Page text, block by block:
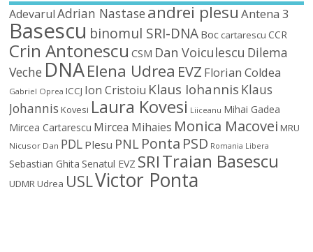
Adevarul Adrian Nastaseandrei plesuAntena 3
Basescu binomul SRI-DNA Boc cartarescu CCR
Crin Antonescu CSM Dan Voiculescu Dilema
Veche DNAElena Udrea EVZ Florian Coldea
Gabriel Oprea ICCJ Ion Cristoiu Klaus Iohannis Klaus
Johannis Kovesi Laura Kovesi Liiceanu Mihai Gadea
Mircea Cartarescu Mircea Mihaies Monica Macovei MRU
Nicusor Dan PDL Plesu PNL Ponta PSD Romania Libera
Sebastian Ghita Senatul EVZ SRITraian Basescu
UDMRUdrea USLVictor Ponta